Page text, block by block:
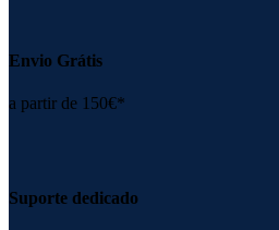
Envio Grátis
a partir de 150€*
Suporte dedicado